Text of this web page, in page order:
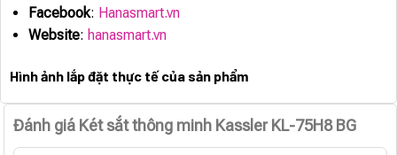
Facebook: Hanasmart.vn
Website: hanasmart.vn
Hình ảnh lắp đặt thực tế của sản phẩm
Đánh giá Két sắt thông minh Kassler KL-75H8 BG